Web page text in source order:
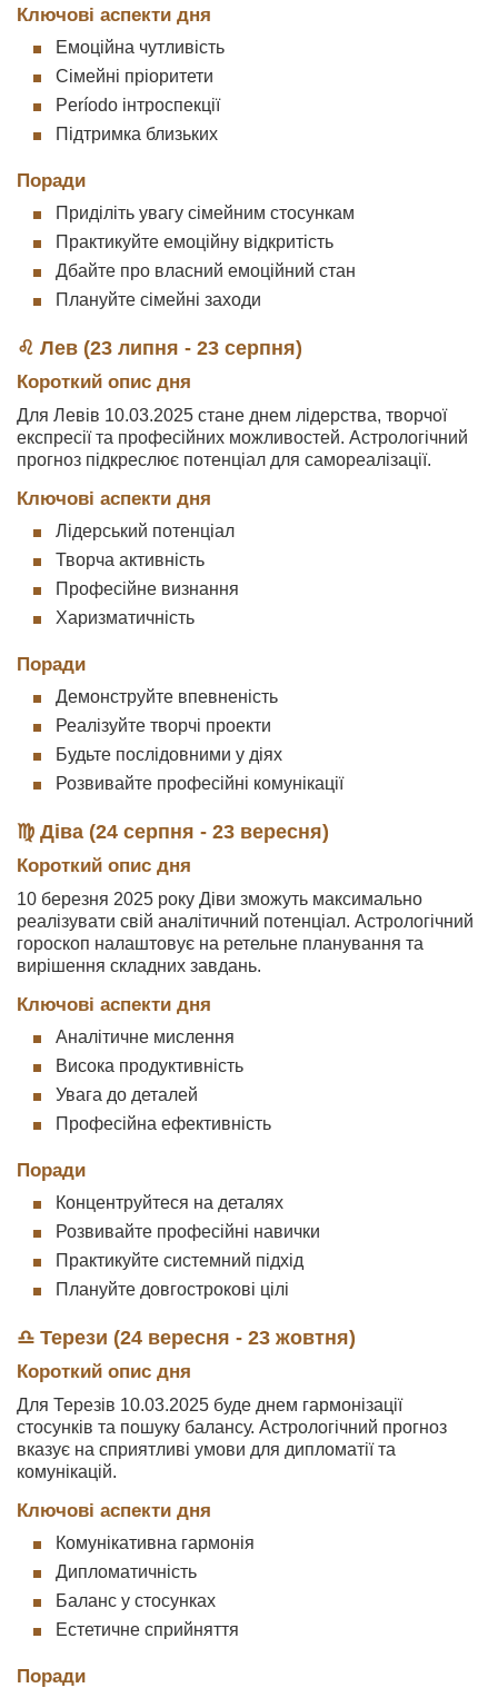
Ключові аспекти дня
Емоційна чутливість
Сімейні пріоритети
Período інтроспекції
Підтримка близьких
Поради
Приділіть увагу сімейним стосункам
Практикуйте емоційну відкритість
Дбайте про власний емоційний стан
Плануйте сімейні заходи
♌ Лев (23 липня - 23 серпня)
Короткий опис дня
Для Левів 10.03.2025 стане днем лідерства, творчої
експресії та професійних можливостей. Астрологічний
прогноз підкреслює потенціал для самореалізації.
Ключові аспекти дня
Лідерський потенціал
Творча активність
Професійне визнання
Харизматичність
Поради
Демонструйте впевненість
Реалізуйте творчі проекти
Будьте послідовними у діях
Розвивайте професійні комунікації
♍ Діва (24 серпня - 23 вересня)
Короткий опис дня
10 березня 2025 року Діви зможуть максимально
реалізувати свій аналітичний потенціал. Астрологічний
гороскоп налаштовує на ретельне планування та
вирішення складних завдань.
Ключові аспекти дня
Аналітичне мислення
Висока продуктивність
Увага до деталей
Професійна ефективність
Поради
Концентруйтеся на деталях
Розвивайте професійні навички
Практикуйте системний підхід
Плануйте довгострокові цілі
♎ Терези (24 вересня - 23 жовтня)
Короткий опис дня
Для Терезів 10.03.2025 буде днем гармонізації
стосунків та пошуку балансу. Астрологічний прогноз
вказує на сприятливі умови для дипломатії та
комунікацій.
Ключові аспекти дня
Комунікативна гармонія
Дипломатичність
Баланс у стосунках
Естетичне сприйняття
Поради